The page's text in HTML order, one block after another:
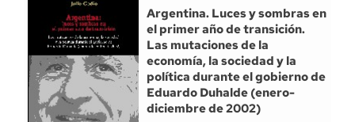
Argentina. Luces y sombras en
el primer año de transición.
Las mutaciones de la
economía, la sociedad y la
política durante el gobierno de
Eduardo Duhalde (enero-
diciembre de 2002)